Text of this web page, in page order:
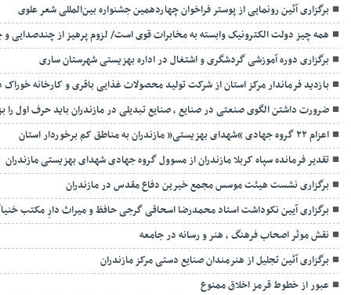
برگزاری آئین رونمایی از پوستر فراخوان چهاردهمین جشنواره بین‌المللی شعر علوی
همه چیز دولت الکترونیک وابسته به مخابرات قوی است/ لزوم پرهیز از
برگزاری دوره آموزشی گردشگری و اشتغال در اداره بهزیستی شهرستان ساری
بازدید فرماندار مرکز استان از شرکت تولید محصولات غذایی باقری و کارخانه خوراک
ضرورت داشتن الگوی صنعتی در صنایع ، صنایع تبدیلی در مازندران باید حرف اول را
اعزام ۲۲ گروه جهادی “شهدای بهزیستی” مازندران به مناطق کم برخوردار استان
تقدیر فرمانده سپاه کربلا مازندران از مسوول گروه جهادی شهدای بهزیستی مازندران
برگزاری نشست هیئت موسس مجمع خیرین دفاع مقدس در مازندران
برگزاری آیین نکوداشت استاد محمدرضا اسحاقی گرجی حافظ و میراث دارِ مکتب
نقش موثر اصحاب فرهنگ ، هنر و رسانه در جامعه
برگزاری آئین تجلیل از هنرمندان صنایع دستی مرکز مازندران
عبور از خطوط قرمز اخلاق ممنوع